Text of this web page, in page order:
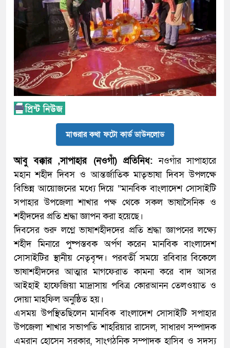
মাগুরার কথা ফটো কার্ড ডাউনলোড
আবু বক্কার ,সাপাহার (নওগাঁ) প্রতিনিধ:নওগাঁর সাপাহারে
মহান শহীদ দিবস ও আন্তর্জাতিক মাতৃভাষা দিবস উপলক্ষে
বিভিন্ন আয়োজনের মধ্যে দিয়ে “মানবিক বাংলাদেশ সোসাইটি
সপাহার উপজেলা শাখার পক্ষ থেকে সকল ভাষাসৈনিক ও
শহীদদের প্রতি শ্রদ্ধা জ্ঞাপন করা হয়েছে।
দিবসের শুরু লগ্নে ভাষাশহীদদের প্রতি শ্রদ্ধা জ্ঞাপনের লক্ষ্যে
শহীদ মিনারে পুষ্পস্তবক অর্পণ করেন মানবিক বাংলাদেশ
সোসাইটির স্থানীয় নেতৃবৃন্দ। পরবর্তী সময়ে রবিবার বিকেলে
ভাষাশহীদদের আত্মার মাগফেরাত কামনা করে বাদ আসর
আইহাই হাফেজিয়া মাদ্রাসায় পবিত্র কোরআনন তেলওয়াত ও
দোয়া মাহফিল অনুষ্ঠিত হয়।
এসময় উপস্থিতছিলেন মানবিক বাংলাদেশ সোসাইটি সপাহার
উপজেলা শাখার সভাপতি শাহরিয়ার রাসেল, সাধারণ সম্পাদক
এমরান হোসেন সরকার, সাংগঠনিক সম্পাদক হাসিব ও সদস্য